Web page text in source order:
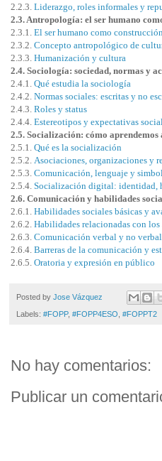
2.2.3. Liderazgo, roles informales y
2.3. Antropología: el ser humano
2.3.1. El ser humano como
2.3.2. Concepto antropológico de
2.3.3. Humanización y cultura
2.4. Sociología: sociedad, normas y
2.4.1. Qué estudia la sociología
2.4.2. Normas sociales: escritas y no
2.4.3. Roles y status
2.4.4. Estereotipos y expectativas
2.5. Socialización: cómo
2.5.1. Qué es la socialización
2.5.2. Asociaciones, organizaciones y
2.5.3. Comunicación, lenguaje y
2.5.4. Socialización digital: identidad,
2.6. Comunicación y habilidades
2.6.1. Habilidades sociales básicas y
2.6.2. Habilidades relacionadas con
2.6.3. Comunicación verbal y no verbal
2.6.4. Barreras de la comunicación y
2.6.5. Oratoria y expresión en público
Posted by Jose Vázquez
Labels: #FOPP, #FOPP4ESO #FOPPT2
No hay comentarios:
Publicar un